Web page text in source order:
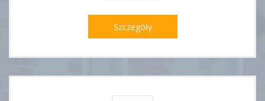
Szczegóły